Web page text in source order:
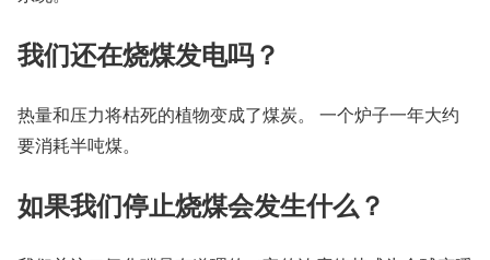
我们还在烧煤发电吗？
热量和压力将枯死的植物变成了煤炭。 一个炉子一年大约
要消耗半吨煤。
如果我们停止烧煤会发生什么？